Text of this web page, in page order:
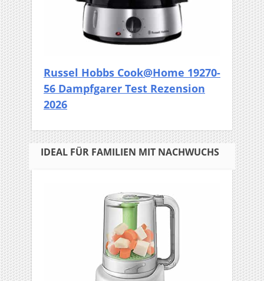
Russel Hobbs Cook@Home 19270-
56 Dampfgarer Test Rezension
2026
IDEAL FÜR FAMILIEN MIT NACHWUCHS